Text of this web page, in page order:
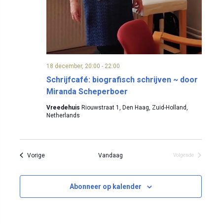
Schrijfcafé: biografisch schrijven ~ door
Miranda Scheperboer
18 december, 20:00 - 22:00
Vreedehuis Riouwstraat 1, Den Haag, Zuid-Holland,
Netherlands
VorigeEvenementen Vandaag
Volgende
Abonneer op kalender